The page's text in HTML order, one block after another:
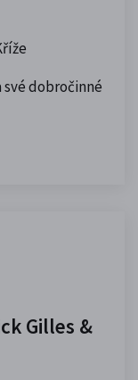
své dobročinné
Gilles &